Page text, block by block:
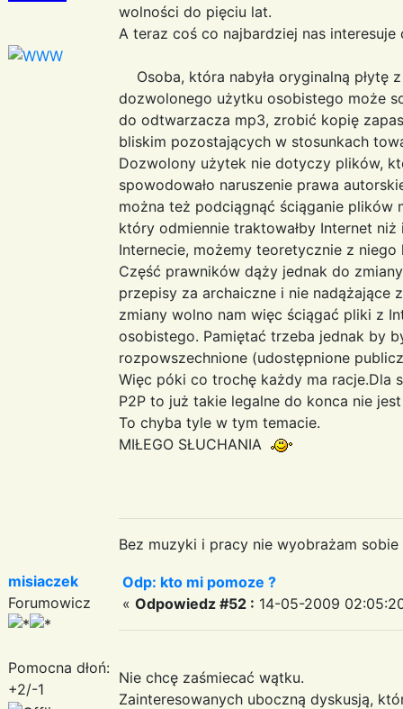
wolności do pięciu lat.
A teraz coś co najbardziej nas interesuje
Osoba, która nabyła oryginalną płytę
dozwolonego użytku osobistego może
do odtwarzacza mp3, zrobić kopię
bliskim pozostających w stosunkach
Dozwolony użytek nie dotyczy plików,
spowodowało naruszenie prawa
można też podciągnąć ściąganie plików
który odmiennie traktowałby Internet
Internecie, możemy teoretycznie z
Część prawników dąży jednak do
przepisy za archaiczne i nie nadążające
zmiany wolno nam więc ściągać pliki z
osobistego. Pamiętać trzeba jednak by
rozpowszechnione (udostępnione
Więc póki co trochę każdy ma racje.Dla
P2P to już takie legalne do konca nie
To chyba tyle w tym temacie.
MIŁEGO SŁUCHANIA
Bez muzyki i pracy nie wyobrażam sobie
misiaczek
Forumowicz
Pomocna dłoń:
+2/-1
Odp: kto mi pomoze ?
« Odpowiedz #52 : 14-05-2009
Nie chcę zaśmiecać wątku.
Zainteresowanych uboczną dyskusją,